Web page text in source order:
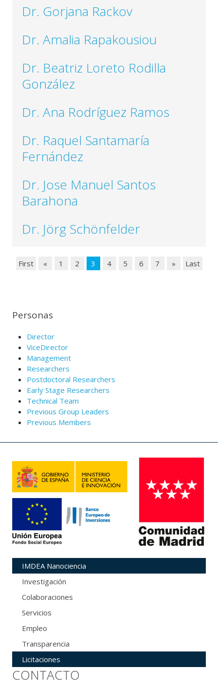
Dr. Gorjana Rackov
Dr. Amalia Rapakousiou
Dr. Beatriz Loreto Rodilla
González
Dr. Ana Rodríguez Ramos
Dr. Raquel Santamaría
Fernández
Dr. Jose Manuel Santos
Barahona
Dr. Jörg Schönfelder
First « 1 2 3 4 5 6 7 » Last
Personas
Director
ViceDirector
Management
Researchers
Postdoctoral Researchers
Early Stage Researchers
Technical Team
Previous Group Leaders
Previous Members
IMDEA Nanociencia
Investigación
Colaboraciones
Servicios
Empleo
Transparencia
Licitaciones
CONTACTO